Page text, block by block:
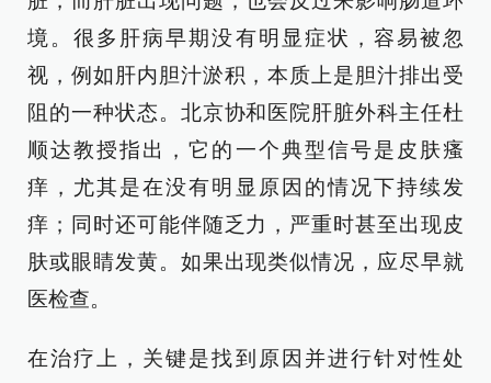
境。很多肝病早期没有明显症状，容易被忽
视，例如肝内胆汁淤积，本质上是胆汁排出受
阻的一种状态。北京协和医院肝脏外科主任杜
顺达教授指出，它的一个典型信号是皮肤瘙
痒，尤其是在没有明显原因的情况下持续发
痒；同时还可能伴随乏力，严重时甚至出现皮
肤或眼睛发黄。如果出现类似情况，应尽早就
医检查。
在治疗上，关键是找到原因并进行针对性处